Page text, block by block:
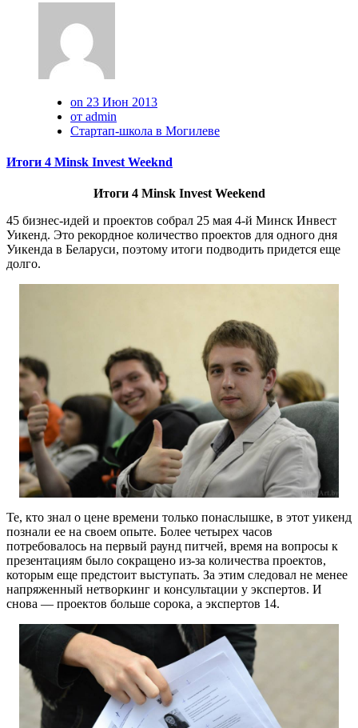
on 23 Июн 2013
от admin
Стартап-школа в Могилеве
Итоги 4 Minsk Invest Weeknd
Итоги 4 Minsk Invest Weekend
45 бизнес-идей и проектов собрал 25 мая 4-й Минск Инвест
Уикенд. Это рекордное количество проектов для одного дня
Уикенда в Беларуси, поэтому итоги подводить придется еще
долго.
Те, кто знал о цене времени только понаслышке, в этот уикенд
познали ее на своем опыте. Более четырех часов
потребовалось на первый раунд питчей, время на вопросы к
презентациям было сокращено из-за количества проектов,
которым еще предстоит выступать. За этим следовал не менее
напряженный нетворкинг и консультации у экспертов. И
снова — проектов больше сорока, а экспертов 14.